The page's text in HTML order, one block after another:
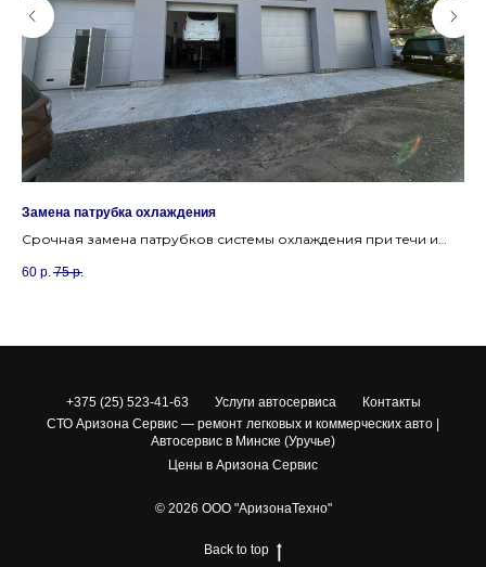
Замена патрубка охлаждения
Срочная замена патрубков системы охлаждения при течи и
60 р. 75 р.
+375 (25) 523-41-63 Услуги автосервиса
Контакты
СТО Аризона Сервис — ремонт легковых и коммерческих авто |
Автосервис в Минске (Уручье)
Цены в Аризона Сервис
© 2026 ООО "АризонаТехно"
Back to top